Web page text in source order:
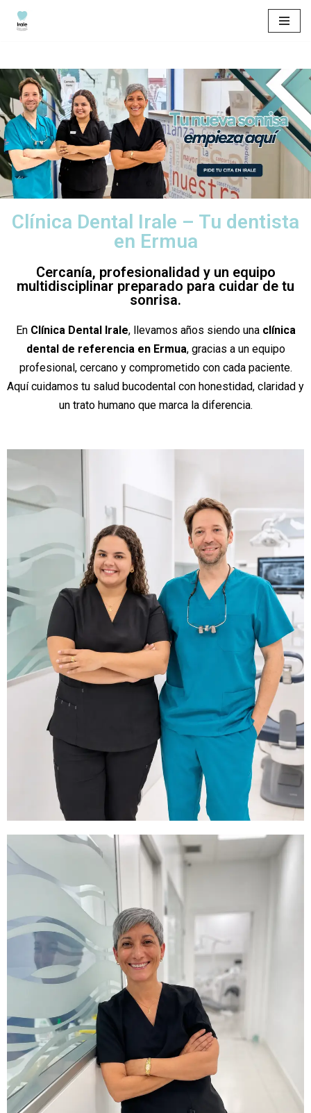
contenido
Clínica Dental Irale – Tu dentista
en Ermua
Cercanía, profesionalidad y un equipo
multidisciplinar preparado para cuidar de tu
sonrisa.
En Clínica Dental Irale, llevamos años siendo una clínica
dental de referencia en Ermua, gracias a un equipo
profesional, cercano y comprometido con cada paciente.
Aquí cuidamos tu salud bucodental con honestidad, claridad y
un trato humano que marca la diferencia.